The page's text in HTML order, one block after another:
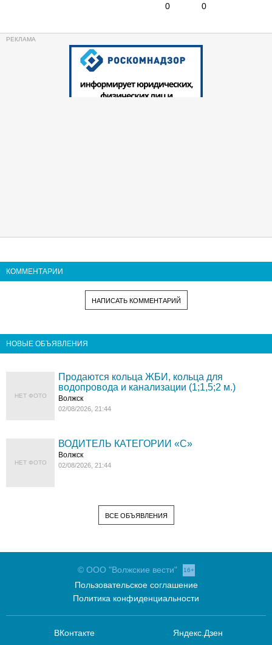
0 0
КОММЕНТАРИИ
НАПИСАТЬ КОММЕНТАРИЙ
НОВЫЕ ОБЪЯВЛЕНИЯ
НЕТ ФОТО
Продаются кольца ЖБИ, кольца для
водопровода и канализации (1;1,5;2 м.)
Волжск
02/08/2026, 21:44
НЕТ ФОТО
ВОДИТЕЛЬ КАТЕГОРИИ «C»
Волжск
02/08/2026, 21:44
ВСЕ ОБЪЯВЛЕНИЯ
© ООО "Волжские вести" 16+
Пользовательское соглашение
Политика конфиденциальности
ВКонтакте
Яндекс.Дзен